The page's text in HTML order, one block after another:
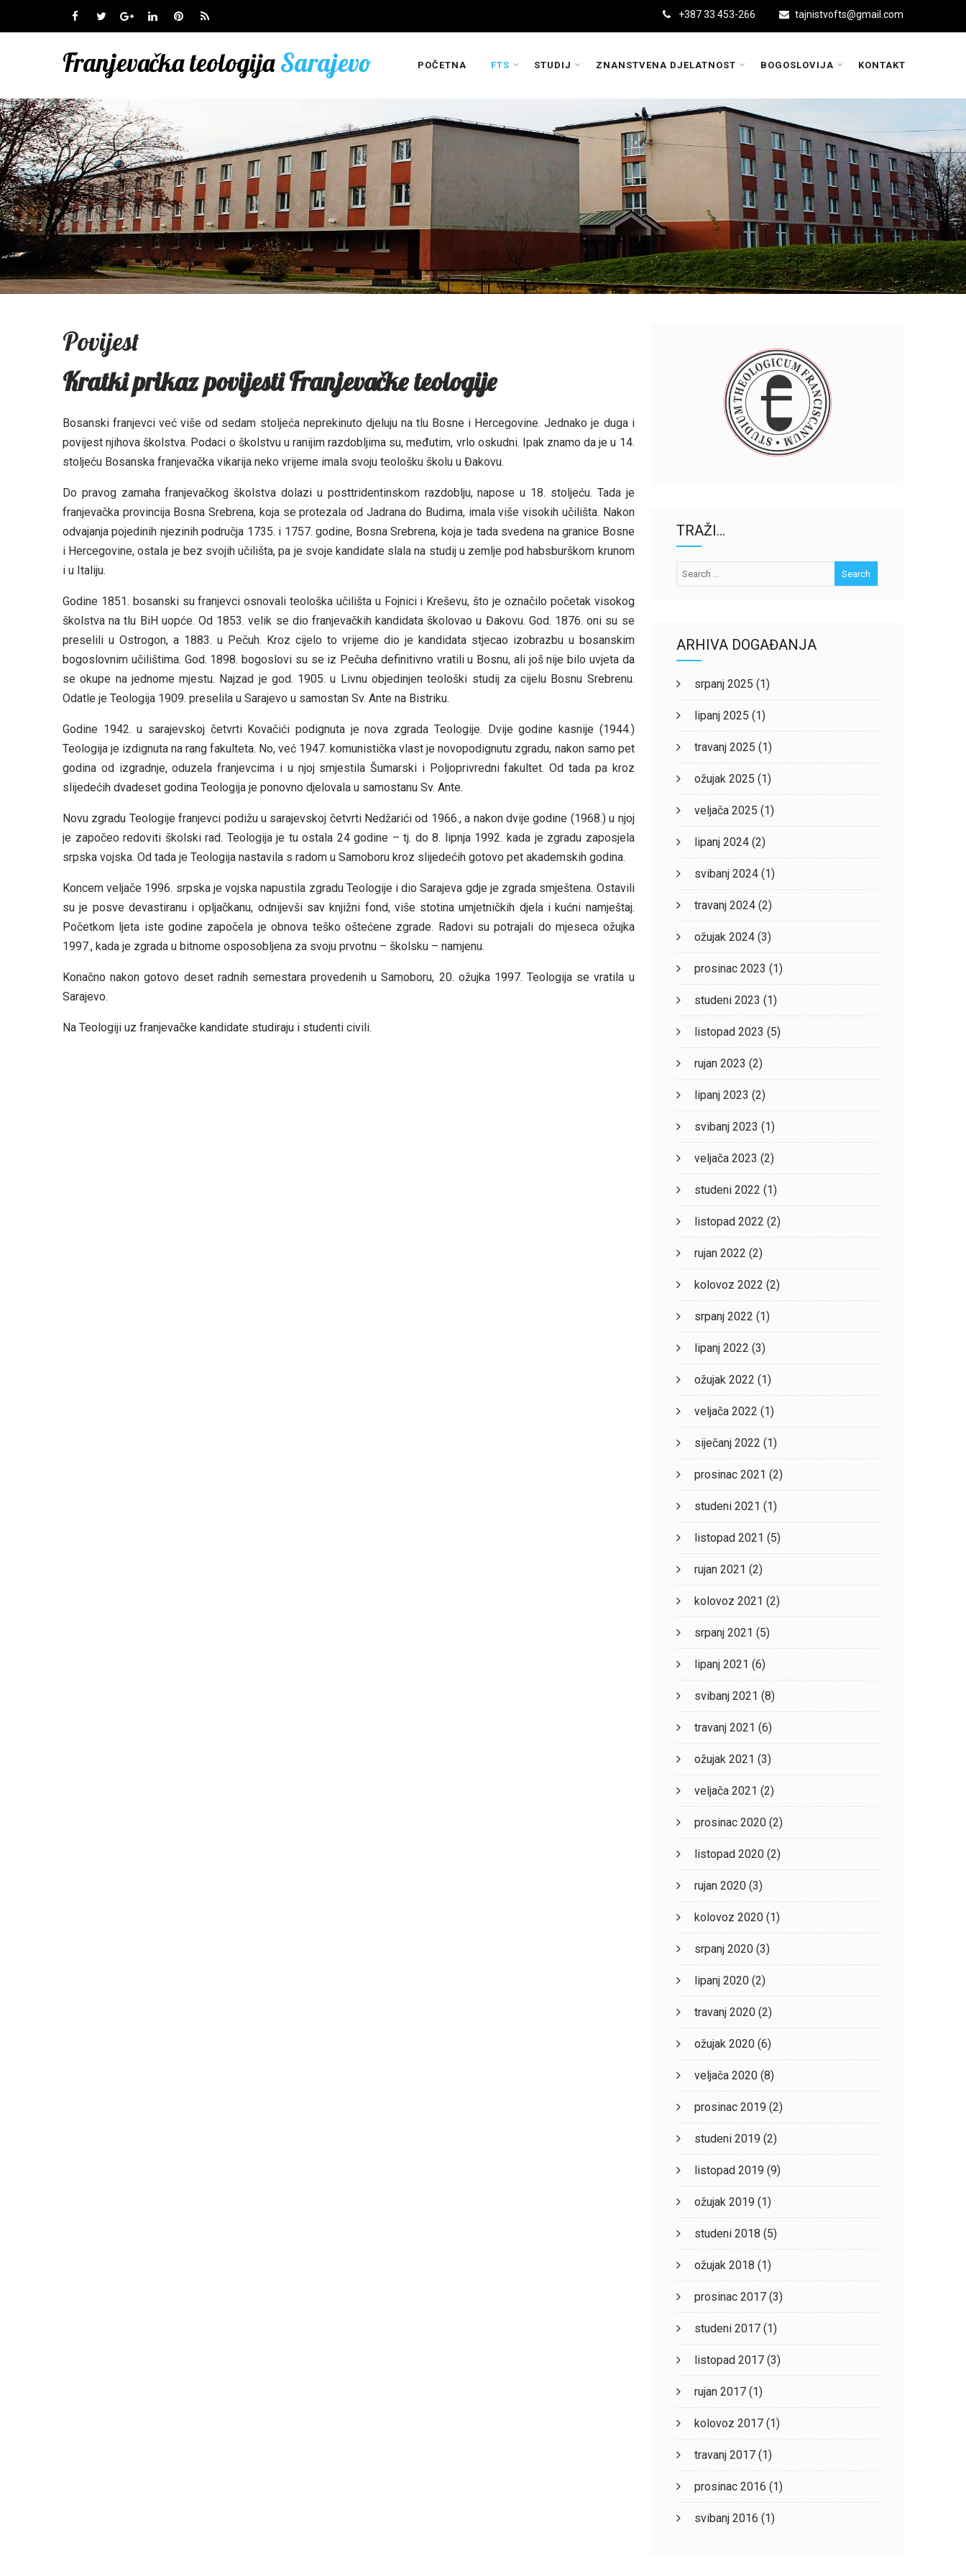
+387 33 453-266 tajnistvofts@gmail.com
Franjevačka teologijaSarajevo POČETNA FTS STUDIJ ZNANSTVENA DJELATNOST BOGOSLOVIJA KONTAKT
Povijest
Kratki prikaz povijesti Franjevačke teologije
Bosanski franjevci već više od sedam stoljeća neprekinuto djeluju na tlu Bosne i Hercegovine. Jednako je duga i
povijest njihova školstva. Podaci o školstvu u ranijim razdobljima su, međutim, vrlo oskudni. Ipak znamo da je u 14.
stoljeću Bosanska franjevačka vikarija neko vrijeme imala svoju teološku školu u Đakovu.
Do pravog zamaha franjevačkog školstva dolazi u posttridentinskom razdoblju, napose u 18. stoljeću. Tada je
franjevačka provincija Bosna Srebrena, koja se protezala od Jadrana do Budima, imala više visokih učilišta. Nakon
odvajanja pojedinih njezinih područja 1735. i 1757. godine, Bosna Srebrena, koja je tada svedena na granice Bosne
i Hercegovine, ostala je bez svojih učilišta, pa je svoje kandidate slala na studij u zemlje pod habsburškom krunom
i u Italiju.
Godine 1851. bosanski su franjevci osnovali teološka učilišta u Fojnici i Kreševu, što je označilo početak visokog
školstva na tlu BiH uopće. Od 1853. velik se dio franjevačkih kandidata školovao u Đakovu. God. 1876. oni su se
preselili u Ostrogon, a 1883. u Pečuh. Kroz cijelo to vrijeme dio je kandidata stjecao izobrazbu u bosanskim
bogoslovnim učilištima. God. 1898. bogoslovi su se iz Pečuha definitivno vratili u Bosnu, ali još nije bilo uvjeta da
se okupe na jednome mjestu. Najzad je god. 1905. u Livnu objedinjen teološki studij za cijelu Bosnu Srebrenu.
Odatle je Teologija 1909. preselila u Sarajevo u samostan Sv. Ante na Bistriku.
Godine 1942. u sarajevskoj četvrti Kovačići podignuta je nova zgrada Teologije. Dvije godine kasnije (1944.)
Teologija je izdignuta na rang fakulteta. No, već 1947. komunistička vlast je novopodignutu zgradu, nakon samo pet
godina od izgradnje, oduzela franjevcima i u njoj smjestila Šumarski i Poljoprivredni fakultet. Od tada pa kroz
slijedećih dvadeset godina Teologija je ponovno djelovala u samostanu Sv. Ante.
Novu zgradu Teologije franjevci podižu u sarajevskoj četvrti Nedžarići od 1966., a nakon dvije godine (1968.) u njoj
je započeo redoviti školski rad. Teologija je tu ostala 24 godine – tj. do 8. lipnja 1992. kada je zgradu zaposjela
srpska vojska. Od tada je Teologija nastavila s radom u Samoboru kroz slijedećih gotovo pet akademskih godina.
Koncem veljače 1996. srpska je vojska napustila zgradu Teologije i dio Sarajeva gdje je zgrada smještena. Ostavili
su je posve devastiranu i opljačkanu, odnijevši sav knjižni fond, više stotina umjetničkih djela i kućni namještaj.
Početkom ljeta iste godine započela je obnova teško oštećene zgrade. Radovi su potrajali do mjeseca ožujka
1997., kada je zgrada u bitnome osposobljena za svoju prvotnu – školsku – namjenu.
Konačno nakon gotovo deset radnih semestara provedenih u Samoboru, 20. ožujka 1997. Teologija se vratila u
Sarajevo.
Na Teologiji uz franjevačke kandidate studiraju i studenti civili.
TRAŽI…
ARHIVA DOGAĐANJA
srpanj 2025 (1)
lipanj 2025 (1)
travanj 2025 (1)
ožujak 2025 (1)
veljača 2025 (1)
lipanj 2024 (2)
svibanj 2024 (1)
travanj 2024 (2)
ožujak 2024 (3)
prosinac 2023 (1)
studeni 2023 (1)
listopad 2023 (5)
rujan 2023 (2)
lipanj 2023 (2)
svibanj 2023 (1)
veljača 2023 (2)
studeni 2022 (1)
listopad 2022 (2)
rujan 2022 (2)
kolovoz 2022 (2)
srpanj 2022 (1)
lipanj 2022 (3)
ožujak 2022 (1)
veljača 2022 (1)
siječanj 2022 (1)
prosinac 2021 (2)
studeni 2021 (1)
listopad 2021 (5)
rujan 2021 (2)
kolovoz 2021 (2)
srpanj 2021 (5)
lipanj 2021 (6)
svibanj 2021 (8)
travanj 2021 (6)
ožujak 2021 (3)
veljača 2021 (2)
prosinac 2020 (2)
listopad 2020 (2)
rujan 2020 (3)
kolovoz 2020 (1)
srpanj 2020 (3)
lipanj 2020 (2)
travanj 2020 (2)
ožujak 2020 (6)
veljača 2020 (8)
prosinac 2019 (2)
studeni 2019 (2)
listopad 2019 (9)
ožujak 2019 (1)
studeni 2018 (5)
ožujak 2018 (1)
prosinac 2017 (3)
studeni 2017 (1)
listopad 2017 (3)
rujan 2017 (1)
kolovoz 2017 (1)
travanj 2017 (1)
prosinac 2016 (1)
svibanj 2016 (1)